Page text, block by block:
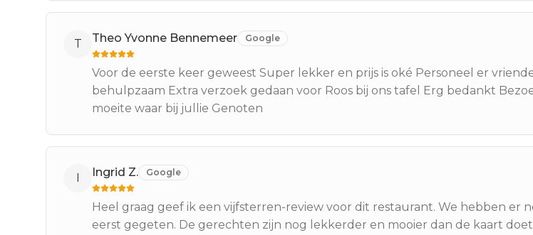
T Theo Yvonne Bennemeer Google
Voor de eerste keer geweest Super lekker en prijs is oké Personeel er
behulpzaam Extra verzoek gedaan voor Roos bij ons tafel Erg bedankt
moeite waar bij jullie Genoten
I Ingrid Z. Google
Heel graag geef ik een vijfsterren-review voor dit restaurant. We hebben er
eerst gegeten. De gerechten zijn nog lekkerder en mooier dan de kaart doet